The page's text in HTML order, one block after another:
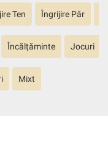
Ten Îngrijire Păr
Încălțăminte Jocuri
Mixt